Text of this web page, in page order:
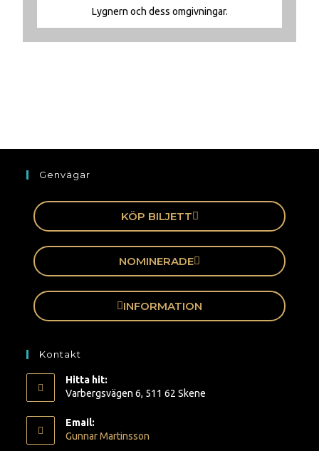
Lygnern och dess omgivningar.
Genvägar
KÖP BILJETT
NOMINERADE
INFORMATION
Kontakt
Hitta hit:
Varbergsvägen 6, 511 62 Skene
Email:
Gunnar Martinsson